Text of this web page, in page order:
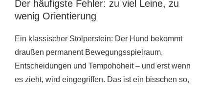
Der häufigste Fehler: zu viel Leine, zu
wenig Orientierung
Ein klassischer Stolperstein: Der Hund bekommt
draußen permanent Bewegungsspielraum,
Entscheidungen und Tempohoheit – und erst wenn
es zieht, wird eingegriffen. Das ist ein bisschen so,